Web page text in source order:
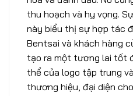
thu hoạch và hy vọng.
này biểu thị sự hợp tác
Bentsai và khách hàng
tạo ra một tương lai tốt
thể của logo tập trung
thương hiệu, đại diện